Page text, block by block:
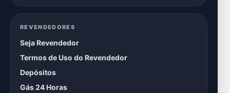
REVENDEDORES
Seja Revendedor
Termos de Uso do Revendedor
Depósitos
Gás 24 Horas